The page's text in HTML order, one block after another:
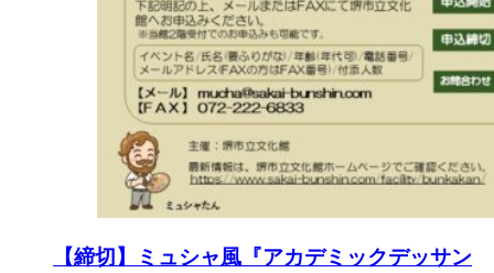
【締切】ミュシャ風『アカデミックデッサン